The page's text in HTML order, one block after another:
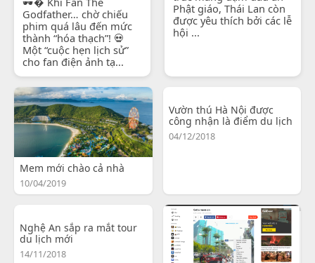
Godfather… chờ chiếu
phim quá lâu đến mức
thành “hóa thạch”! 💀
Một “cuộc hẹn lịch sử”
cho fan điện ảnh tạ...
Phật giáo, Thái Lan còn
được yêu thích bởi các lễ
hội ...
Mem mới chào cả nhà
10/04/2019
Vườn thú Hà Nội được
công nhận là điểm du lịch
04/12/2018
Nghệ An sắp ra mắt tour
du lịch mới
14/11/2018